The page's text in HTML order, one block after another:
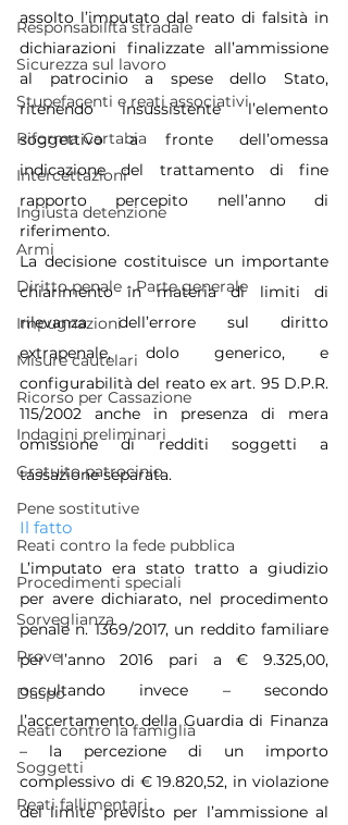
Responsabilità stradale
Sicurezza sul lavoro
Stupefacenti e reati associativi
Riforma Cartabia
Intercettazioni
Ingiusta detenzione
Armi
Diritto penale - Parte generale
Impugnazioni
Misure cautelari
Ricorso per Cassazione
Indagini preliminari
Gratuito patrocinio
Pene sostitutive
Reati contro la fede pubblica
Procedimenti speciali
Sorveglianza
Prove
Daspo
Reati contro la famiglia
Soggetti
Reati fallimentari
assolto l’imputato dal reato di falsità in
dichiarazioni finalizzate all’ammissione
al patrocinio a spese dello Stato,
ritenendo insussistente l’elemento
soggettivo a fronte dell’omessa
indicazione del trattamento di fine
rapporto percepito nell’anno di
riferimento.
La decisione costituisce un importante
chiarimento in materia di limiti di
rilevanza dell’errore sul diritto
extrapenale, dolo generico, e
configurabilità del reato ex art. 95 D.P.R.
115/2002 anche in presenza di mera
omissione di redditi soggetti a
tassazione separata.
Il fatto
L’imputato era stato tratto a giudizio
per avere dichiarato, nel procedimento
penale n. 1369/2017, un reddito familiare
per l’anno 2016 pari a € 9.325,00,
occultando invece – secondo
l’accertamento della Guardia di Finanza
– la percezione di un importo
complessivo di € 19.820,52, in violazione
del limite previsto per l’ammissione al